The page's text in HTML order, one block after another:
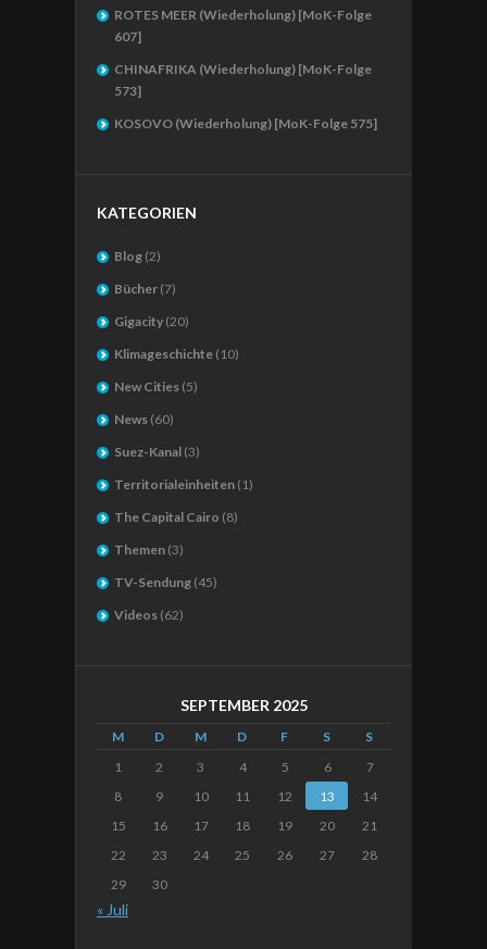
ROTES MEER (Wiederholung) [MoK-Folge
607]
CHINAFRIKA (Wiederholung) [MoK-Folge
573]
KOSOVO (Wiederholung) [MoK-Folge 575]
KATEGORIEN
Blog (2)
Bücher (7)
Gigacity (20)
Klimageschichte (10)
New Cities (5)
News (60)
Suez-Kanal (3)
Territorialeinheiten (1)
The Capital Cairo (8)
Themen (3)
TV-Sendung (45)
Videos (62)
SEPTEMBER 2025
M D M D F S
S
1
2 3 4 5 6
7
8
9 10 11 12 13
14
15
16 17 18 19 20
21
22
23 24 25 26 27
28
29
30
« Juli